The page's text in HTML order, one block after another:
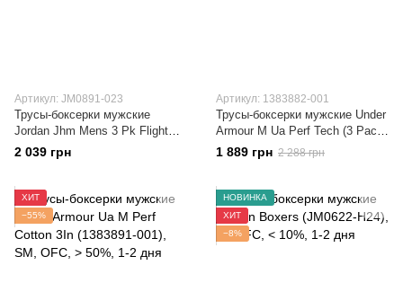
Артикул: JM0891-023
Трусы-боксерки мужские
Jordan Jhm Mens 3 Pk Flight
Cotton Tru Boxer (JM0891-023)
2 039 грн
Артикул: 1383882-001
Трусы-боксерки мужские Under
Armour M Ua Perf Tech (3 Pack)
(1383882-001)
1 889 грн 2 288 грн
ХИТ
−55%
НОВИНКА
ХИТ
−8%